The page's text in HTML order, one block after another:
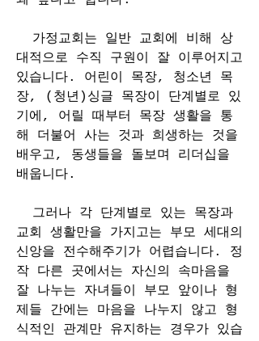
가정교회는 일반 교회에 비해 상
대적으로 수직 구원이 잘 이루어지고
있습니다. 어린이 목장, 청소년 목
장, (청년)싱글 목장이 단계별로 있
기에, 어릴 때부터 목장 생활을 통
해 더불어 사는 것과 희생하는 것을
배우고, 동생들을 돌보며 리더십을
배웁니다.
그러나 각 단계별로 있는 목장과
교회 생활만을 가지고는 부모 세대의
신앙을 전수해주기가 어렵습니다. 정
작 다른 곳에서는 자신의 속마음을
잘 나누는 자녀들이 부모 앞이나 형
제들 간에는 마음을 나누지 않고 형
식적인 관계만 유지하는 경우가 있습